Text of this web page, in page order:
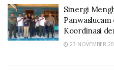
Sinergi
Koordinasi
23 NOVEMBER